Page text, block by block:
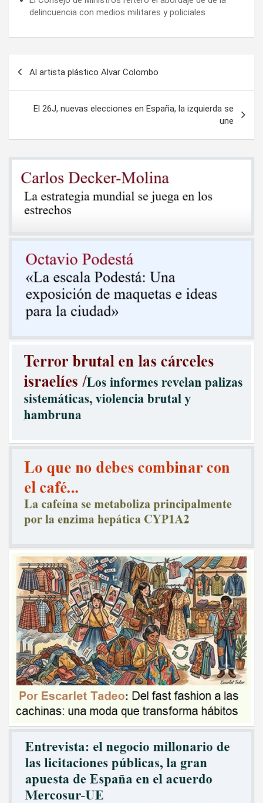
delincuencia con medios militares y policiales
entradas
Al artista plástico Alvar Colombo
El 26J, nuevas elecciones en España, la izquierda se
une